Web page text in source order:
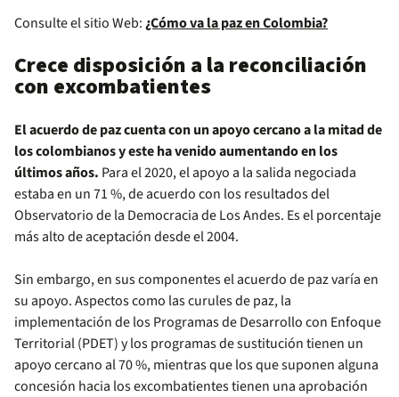
Consulte el sitio Web:¿Cómo va la paz en Colombia?
Crece disposición a la reconciliación
con excombatientes
El acuerdo de paz cuenta con un apoyo cercano a la mitad de
los colombianos y este ha venido aumentando en los
últimos años. Para el 2020, el apoyo a la salida negociada
estaba en un 71 %, de acuerdo con los resultados del
Observatorio de la Democracia de Los Andes. Es el porcentaje
más alto de aceptación desde el 2004.
Sin embargo, en sus componentes el acuerdo de paz varía en
su apoyo. Aspectos como las curules de paz, la
implementación de los Programas de Desarrollo con Enfoque
Territorial (PDET) y los programas de sustitución tienen un
apoyo cercano al 70 %, mientras que los que suponen alguna
concesión hacia los excombatientes tienen una aprobación